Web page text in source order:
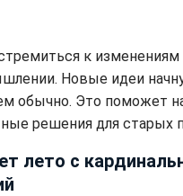
к
Новые идеи
обычно. Это поможет
решения для старых
лето с